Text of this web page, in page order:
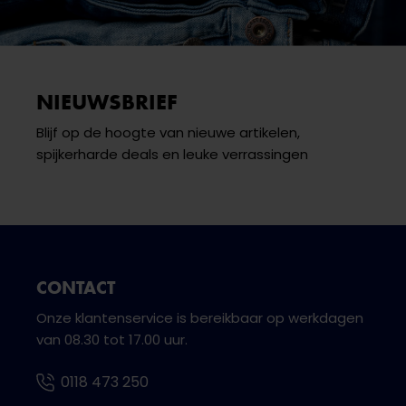
NIEUWSBRIEF
Blijf op de hoogte van nieuwe artikelen,
spijkerharde deals en leuke verrassingen
CONTACT
Onze klantenservice is bereikbaar op werkdagen
van 08.30 tot 17.00 uur.
0118 473 250